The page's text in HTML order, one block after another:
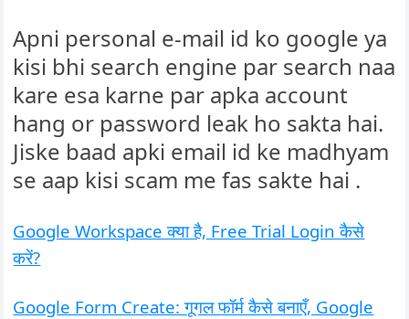
Apni personal e-mail id ko google ya
kisi bhi search engine par search naa
kare esa karne par apka account
hang or password leak ho sakta hai.
Jiske baad apki email id ke madhyam
se aap kisi scam me fas sakte hai .
Google Workspace क्या है, Free Trial Login कैसे
करें?
Google Form Create: गूगल फॉर्म कैसे बनाएँ, Google